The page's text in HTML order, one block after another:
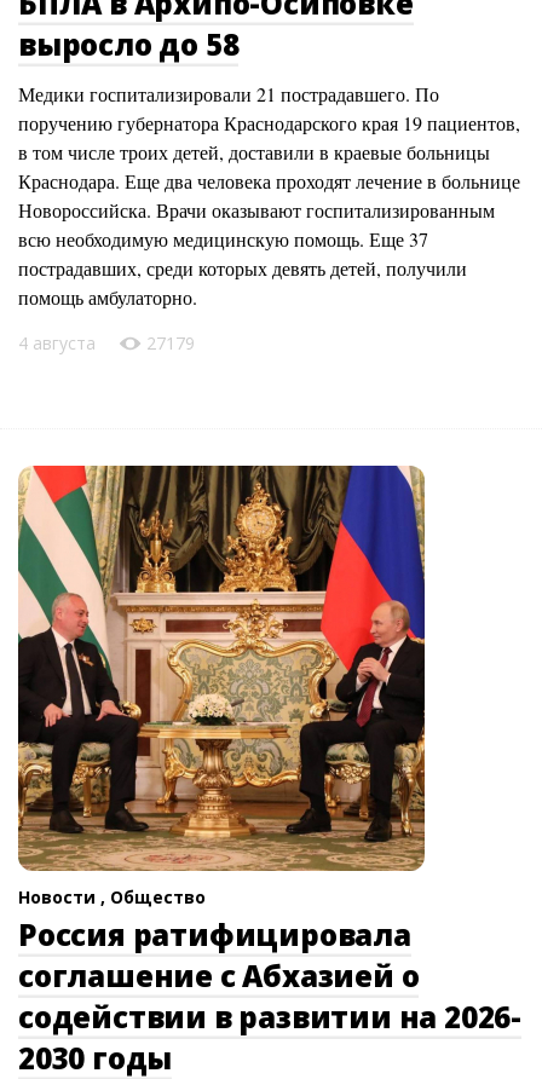
выросло до 58
Медики госпитализировали 21 пострадавшего. По
поручению губернатора Краснодарского края 19 пациентов,
в том числе троих детей, доставили в краевые больницы
Краснодара. Еще два человека проходят лечение в больнице
Новороссийска. Врачи оказывают госпитализированным
всю необходимую медицинскую помощь. Еще 37
пострадавших, среди которых девять детей, получили
помощь амбулаторно.
4 августа 27179
Новости , Общество
Россия ратифицировала
соглашение с Абхазией о
содействии в развитии на 2026-
2030 годы